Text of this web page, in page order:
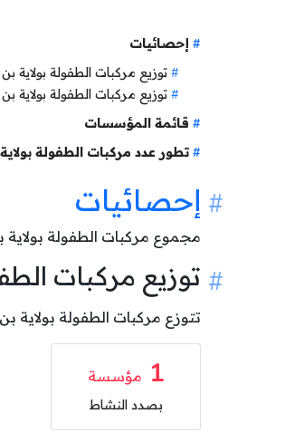
إحصائيات
توزيع مركبات الطفولة
توزيع مركبات الطفولة
قائمة المؤسسات
تطور عدد مركبات الطفولة
إحصائيات
مجموع مركبات الطفولة
توزيع مركبات
تتوزع مركبات الطفولة بولاية بن عروس حسب
1 مؤسسة
بصدد النشاط